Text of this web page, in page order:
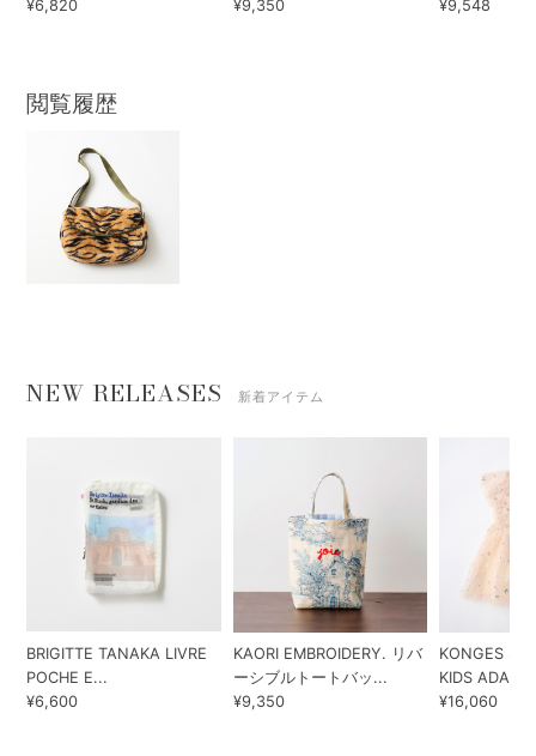
¥6,820 ¥9,350 ¥9,548
閲覧履歴
NEW RELEASES 新着アイテム
BRIGITTE TANAKA LIVRE
POCHE E...
¥6,600
KAORI EMBROIDERY. リバ
ーシブルトートバッ...
¥9,350
KONGES
KIDS ADA...
¥16,060